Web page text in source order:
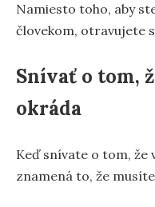
Namiesto toho, aby
človekom, otravujete
Snívať o tom,
okráda
Keď snívate o tom, že
znamená to, že